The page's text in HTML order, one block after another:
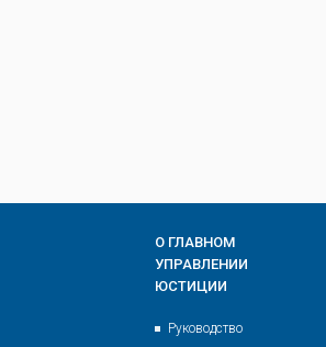
О ГЛАВНОМ
УПРАВЛЕНИИ
ЮСТИЦИИ
Руководство